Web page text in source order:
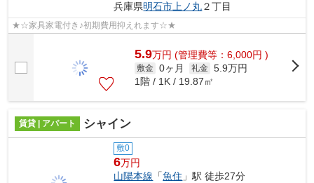
兵庫県明石市上ノ丸２丁目
★☆家具家電付き♪初期費用抑えれます☆★
5.9万円 (管理費等：6,000円 )
敷金 0ヶ月 礼金 5.9万円
1階 / 1K / 19.87㎡
賃貸 | アパート シャイン
敷0
6万円
山陽本線 「魚住 」駅 徒歩27分